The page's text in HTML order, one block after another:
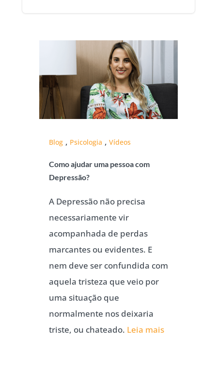
Blog , Psicologia , Vídeos
Como ajudar uma pessoa com
Depressão?
A Depressão não precisa
necessariamente vir
acompanhada de perdas
marcantes ou evidentes. E
nem deve ser confundida com
aquela tristeza que veio por
uma situação que
normalmente nos deixaria
triste, ou chateado. Leia mais